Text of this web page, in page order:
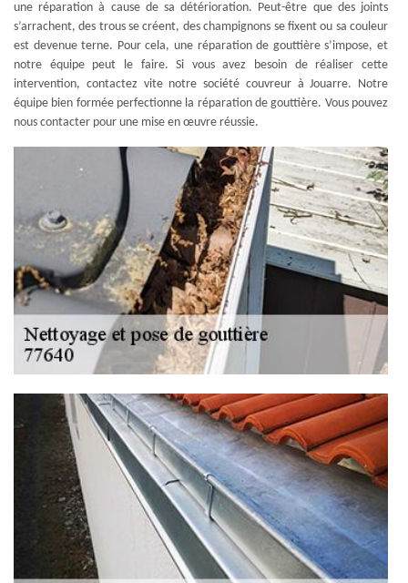
une réparation à cause de sa détérioration. Peut-être que des joints
s’arrachent, des trous se créent, des champignons se fixent ou sa couleur
est devenue terne. Pour cela, une réparation de gouttière s’impose, et
notre équipe peut le faire. Si vous avez besoin de réaliser cette
intervention, contactez vite notre société couvreur à Jouarre. Notre
équipe bien formée perfectionne la réparation de gouttière. Vous pouvez
nous contacter pour une mise en œuvre réussie.